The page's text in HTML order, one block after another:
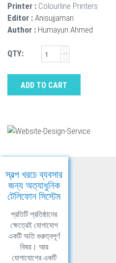
Printer : Colourline Printers
Editor : Anisujjaman
Author : Humayun Ahmed
QTY:
ADD TO CART
স্বল্প খরচে ব্যবসার
জন্য অত্যাধুনিক
টেলিফোন সিস্টেম
প্রতিটি প্রতিষ্ঠানের
ক্ষেত্রেই যোগাযোগ
একটি অতি গুরুত্বপূর্ণ
বিষয়। আর
যোগাযোগের একটি